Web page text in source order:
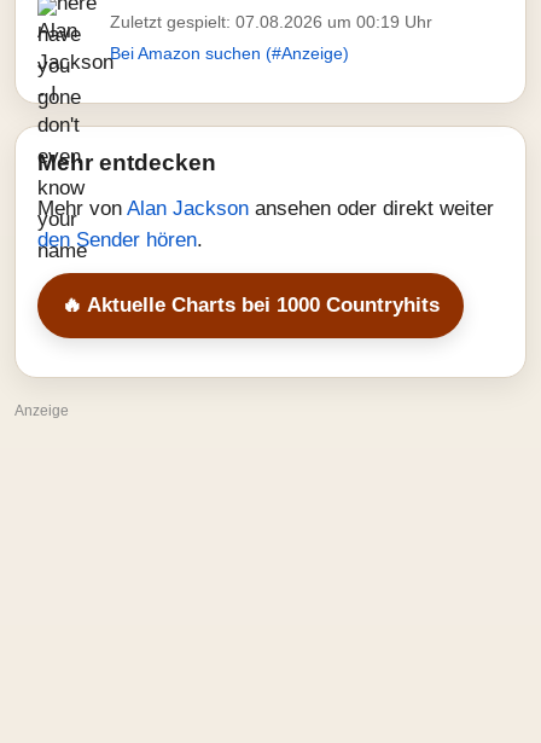
Zuletzt gespielt: 07.08.2026 um 00:19 Uhr
Bei Amazon suchen (#Anzeige)
Mehr entdecken
Mehr von Alan Jackson ansehen oder direkt weiter
den Sender hören.
🔥 Aktuelle Charts bei 1000 Countryhits
Anzeige